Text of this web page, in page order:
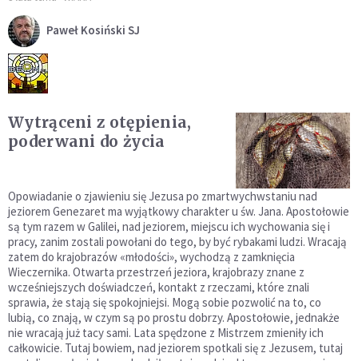
Paweł Kosiński SJ
Wytrąceni z otępienia,
poderwani do życia
Opowiadanie o zjawieniu się Jezusa po zmartwychwstaniu nad
jeziorem Genezaret ma wyjątkowy charakter u św. Jana. Apostołowie
są tym razem w Galilei, nad jeziorem, miejscu ich wychowania się i
pracy, zanim zostali powołani do tego, by być rybakami ludzi. Wracają
zatem do krajobrazów «młodości», wychodzą z zamknięcia
Wieczernika. Otwarta przestrzeń jeziora, krajobrazy znane z
wcześniejszych doświadczeń, kontakt z rzeczami, które znali
sprawia, że stają się spokojniejsi. Mogą sobie pozwolić na to, co
lubią, co znają, w czym są po prostu dobrzy. Apostołowie, jednakże
nie wracają już tacy sami. Lata spędzone z Mistrzem zmieniły ich
całkowicie. Tutaj bowiem, nad jeziorem spotkali się z Jezusem, tutaj